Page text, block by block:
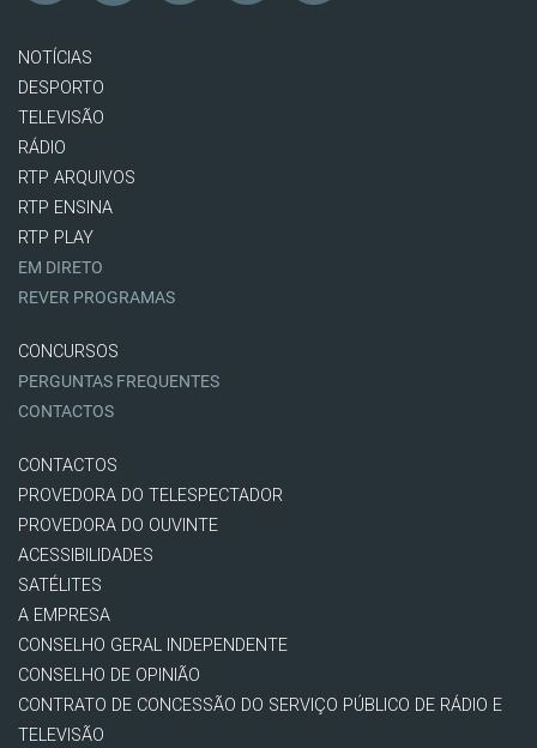
NOTÍCIAS
DESPORTO
TELEVISÃO
RÁDIO
RTP ARQUIVOS
RTP ENSINA
RTP PLAY
EM DIRETO
REVER PROGRAMAS
CONCURSOS
PERGUNTAS FREQUENTES
CONTACTOS
CONTACTOS
PROVEDORA DO TELESPECTADOR
PROVEDORA DO OUVINTE
ACESSIBILIDADES
SATÉLITES
A EMPRESA
CONSELHO GERAL INDEPENDENTE
CONSELHO DE OPINIÃO
CONTRATO DE CONCESSÃO DO SERVIÇO PÚBLICO DE RÁDIO E
TELEVISÃO